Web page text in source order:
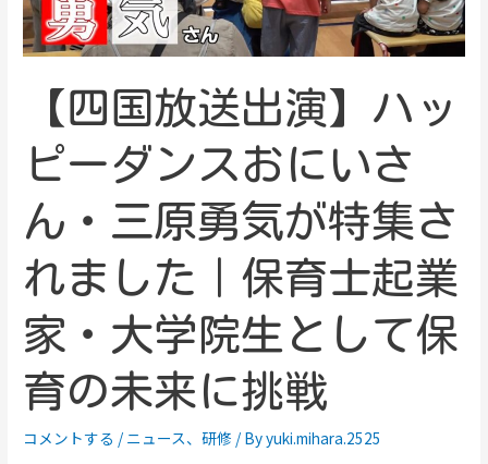
【四国放送出演】ハッ
ピーダンスおにいさ
ん・三原勇気が特集さ
れました｜保育士起業
家・大学院生として保
育の未来に挑戦
コメントする / ニュース、研修 / Byyuki.mihara.2525